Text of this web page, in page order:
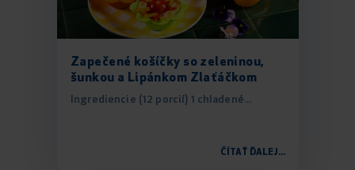
Zapečené košíčky so zeleninou,
šunkou a Lipánkom Zlaťáčkom
Ingrediencie (12 porcií) 1 chladené...
ČÍTAŤ ĎALEJ...